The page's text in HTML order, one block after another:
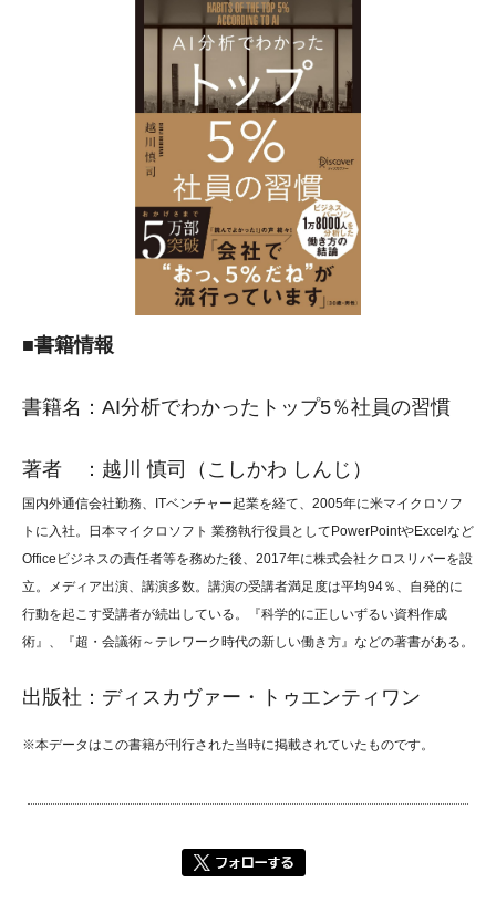
■書籍情報
書籍名：AI分析でわかったトップ5％社員の習慣
著者 ：越川 慎司（こしかわ しんじ）
国内外通信会社勤務、ITベンチャー起業を経て、2005年に米マイクロソフ
トに入社。日本マイクロソフト 業務執行役員としてPowerPointやExcelなど
Officeビジネスの責任者等を務めた後、2017年に株式会社クロスリバーを設
立。メディア出演、講演多数。講演の受講者満足度は平均94％、自発的に
行動を起こす受講者が続出している。『科学的に正しいずるい資料作成
術』、『超・会議術～テレワーク時代の新しい働き方』などの著書がある。
出版社：ディスカヴァー・トゥエンティワン
※本データはこの書籍が刊行された当時に掲載されていたものです。